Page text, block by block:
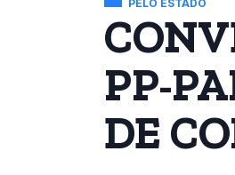
PELO ESTADO
PP-
DE